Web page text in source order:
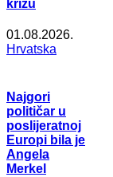
krizu
01.08.2026.
Hrvatska
Najgori
političar u
poslijeratnoj
Europi bila je
Angela
Merkel